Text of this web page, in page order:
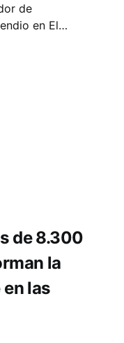
de
en El…
de 8.300
la
las